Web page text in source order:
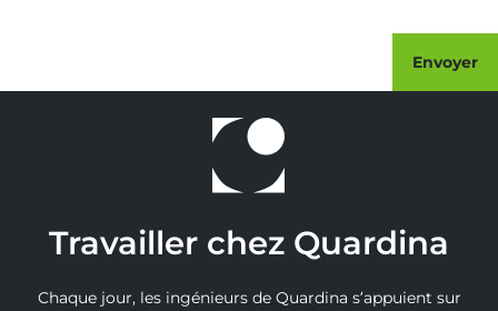
Envoyer
Travailler chez Quardina
Chaque jour, les ingénieurs de Quardina s’appuient sur